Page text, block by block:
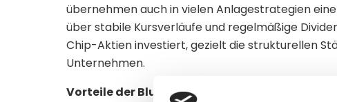
übernehmen auch in vielen Anlagestrategien
über stabile Kursverläufe und regelmäßige
Chip-Aktien investiert, gezielt die strukturellen
Unternehmen.
Vorteile der Bluechips im Überblick: